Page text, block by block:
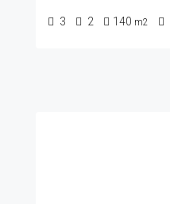
3 2 140 m2